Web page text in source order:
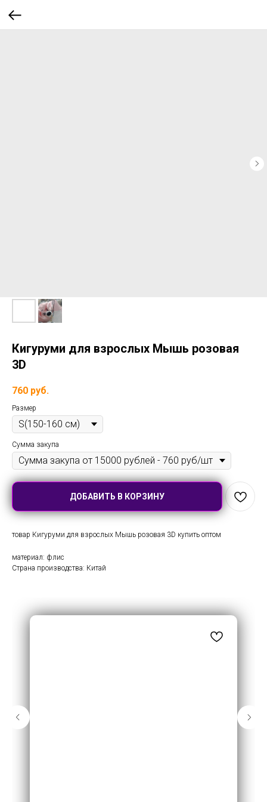
Кигуруми для взрослых Мышь розовая
3D
760 руб.
Размер
Сумма закупа
ДОБАВИТЬ В КОРЗИНУ
товар Кигуруми для взрослых Мышь розовая 3D купить оптом
материал: флис
Страна производства: Китай